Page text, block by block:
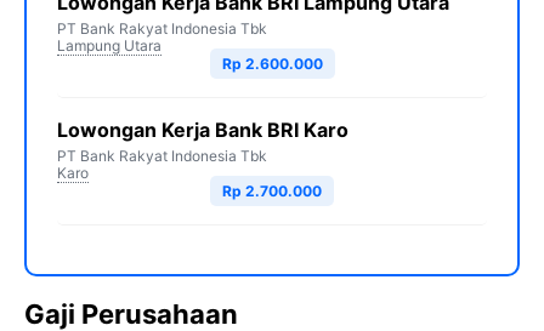
PT Bank Rakyat Indonesia Tbk
Lampung Utara
Rp 2.600.000
Lowongan Kerja Bank BRI Karo
PT Bank Rakyat Indonesia Tbk
Karo
Rp 2.700.000
Gaji Perusahaan